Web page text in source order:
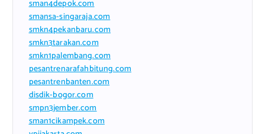
sman4depok.com
smansa-singaraja.com
smkn4pekanbaru.com
smkn3tarakan.com
smkn1palembang.com
pesantrenarafahbitung.com
pesantrenbanten.com
disdik-bogor.com
smpn3jember.com
sman1cikampek.com